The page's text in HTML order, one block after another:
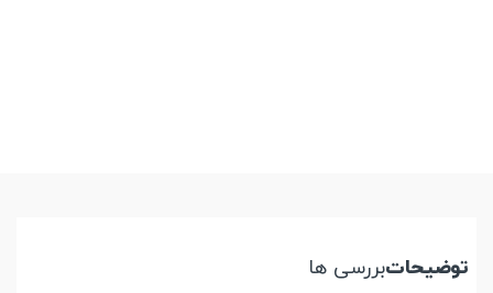
توضیحاتبررسی ها